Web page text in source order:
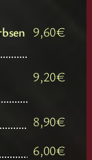
9,60€
9,20€
8,90€
6,00€